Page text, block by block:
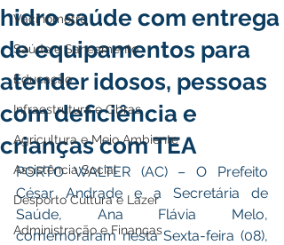
Vacinômetro
Saúde e Saneamento
Educação
Infraestrutura e Obras
Agricultura e Meio Ambiente
Assistência Social
Desporto Cultura e Lazer
Administração e Finanças
hidro saúde com entrega
de equipamentos para
atender idosos, pessoas
com deficiência e
crianças com TEA
PORTO WALTER (AC) – O Prefeito
César Andrade e a Secretária de
Saúde, Ana Flávia Melo,
comemoraram nesta Sexta-feira (08),